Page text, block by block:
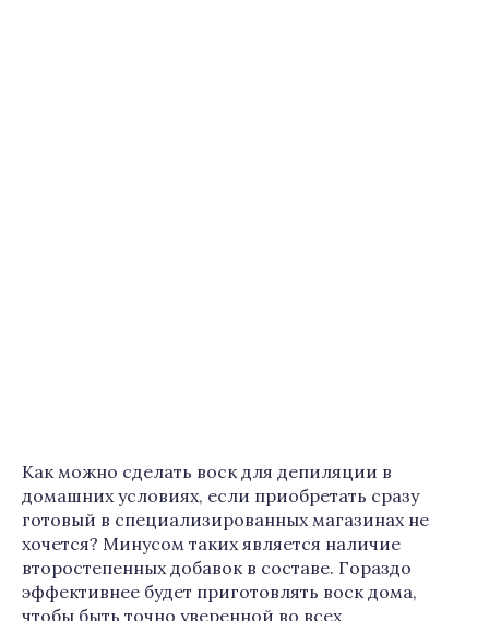
Как можно сделать воск для депиляции в
домашних условиях, если приобретать сразу
готовый в специализированных магазинах не
хочется? Минусом таких является наличие
второстепенных добавок в составе. Гораздо
эффективнее будет приготовлять воск дома,
чтобы быть точно уверенной во всех